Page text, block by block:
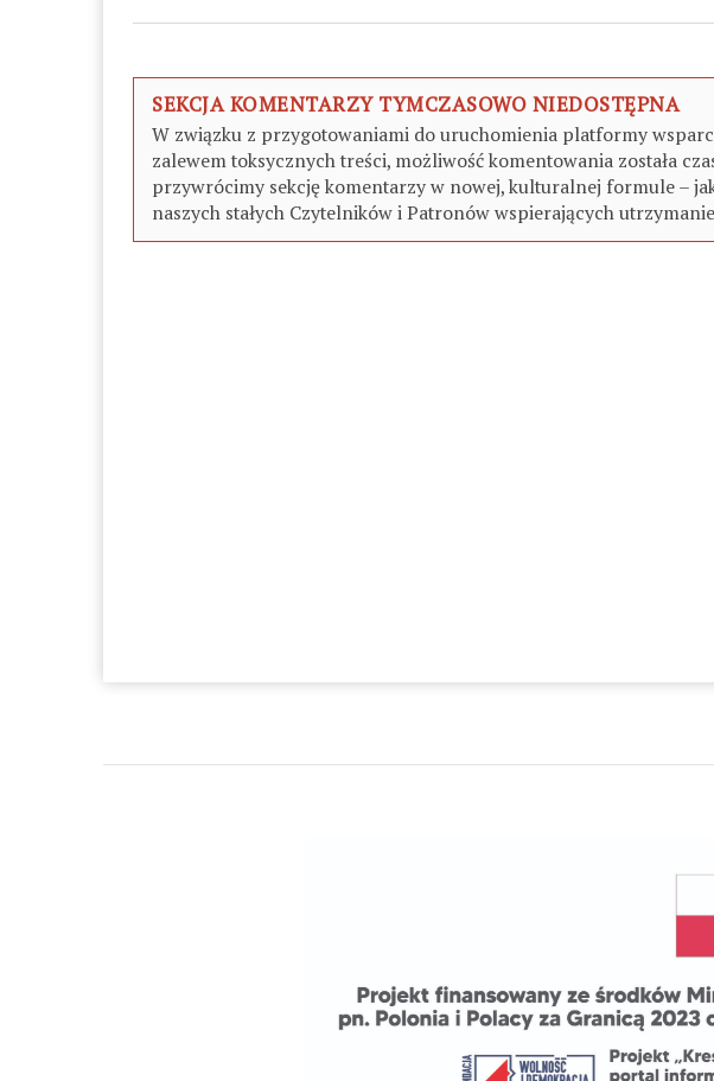
SEKCJA KOMENTARZY TYMCZASOWO NIEDOSTĘPNA
W związku z przygotowaniami do uruchomienia platformy
zalewem toksycznych treści, możliwość komentowania została
przywrócimy sekcję komentarzy w nowej, kulturalnej formule –
naszych stałych Czytelników i Patronów wspierających